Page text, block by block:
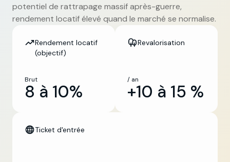
potentiel de rattrapage massif après-guerre,
rendement locatif élevé quand le marché se normalise.
Rendement locatif
(objectif)
Brut
8 à 10%
Revalorisation
/ an
+10 à 15 %
Ticket d'entrée